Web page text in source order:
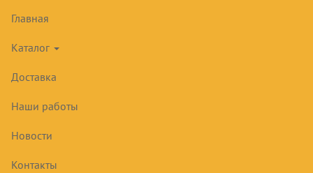
Главная
Каталог
Доставка
Наши работы
Новости
Контакты